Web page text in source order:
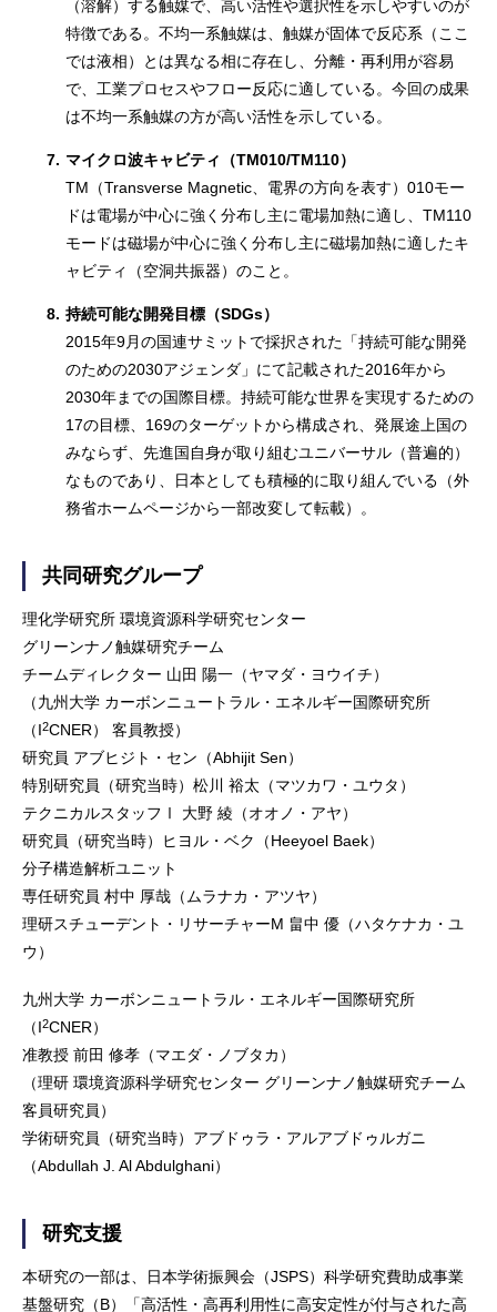
（溶解）する触媒で、高い活性や選択性を示しやすいのが
特徴である。不均一系触媒は、触媒が固体で反応系（ここ
では液相）とは異なる相に存在し、分離・再利用が容易
で、工業プロセスやフロー反応に適している。今回の成果
は不均一系触媒の方が高い活性を示している。
7. マイクロ波キャビティ（TM010/TM110）
TM（Transverse Magnetic、電界の方向を表す）010モー
ドは電場が中心に強く分布し主に電場加熱に適し、TM110
モードは磁場が中心に強く分布し主に磁場加熱に適したキ
ャビティ（空洞共振器）のこと。
8. 持続可能な開発目標（SDGs）
2015年9月の国連サミットで採択された「持続可能な開発
のための2030アジェンダ」にて記載された2016年から
2030年までの国際目標。持続可能な世界を実現するための
17の目標、169のターゲットから構成され、発展途上国の
みならず、先進国自身が取り組むユニバーサル（普遍的）
なものであり、日本としても積極的に取り組んでいる（外
務省ホームページから一部改変して転載）。
共同研究グループ
理化学研究所 環境資源科学研究センター
グリーンナノ触媒研究チーム
チームディレクター 山田 陽一（ヤマダ・ヨウイチ）
（九州大学 カーボンニュートラル・エネルギー国際研究所
（I2CNER） 客員教授）
研究員 アブヒジト・セン（Abhijit Sen）
特別研究員（研究当時）松川 裕太（マツカワ・ユウタ）
テクニカルスタッフⅠ 大野 綾（オオノ・アヤ）
研究員（研究当時）ヒヨル・ベク（Heeyoel Baek）
分子構造解析ユニット
専任研究員 村中 厚哉（ムラナカ・アツヤ）
理研スチューデント・リサーチャーM 畠中 優（ハタケナカ・ユ
ウ）
九州大学 カーボンニュートラル・エネルギー国際研究所
（I2CNER）
准教授 前田 修孝（マエダ・ノブタカ）
（理研 環境資源科学研究センター グリーンナノ触媒研究チーム
客員研究員）
学術研究員（研究当時）アブドゥラ・アルアブドゥルガニ
（Abdullah J. Al Abdulghani）
研究支援
本研究の一部は、日本学術振興会（JSPS）科学研究費助成事業
基盤研究（B）「高活性・高再利用性に高安定性が付与された高